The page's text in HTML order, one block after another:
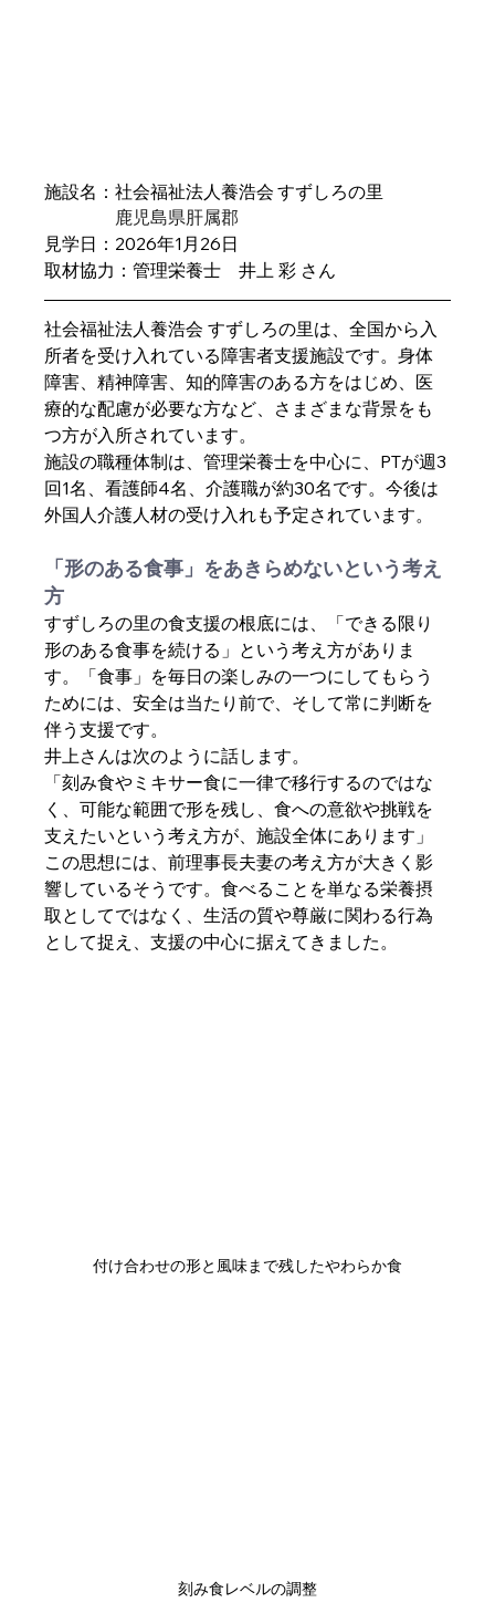
施設名：社会福祉法人養浩会 すずしろの里
鹿児島県肝属郡
見学日：2026年1月26日
取材協力：管理栄養士　井上 彩 さん
社会福祉法人養浩会 すずしろの里は、全国から入
所者を受け入れている障害者支援施設です。身体
障害、精神障害、知的障害のある方をはじめ、医
療的な配慮が必要な方など、さまざまな背景をも
つ方が入所されています。
施設の職種体制は、管理栄養士を中心に、PTが週3
回1名、看護師4名、介護職が約30名です。今後は
外国人介護人材の受け入れも予定されています。
「形のある食事」をあきらめないという考え
方
すずしろの里の食支援の根底には、「できる限り
形のある食事を続ける」という考え方がありま
す。「食事」を毎日の楽しみの一つにしてもらう
ためには、安全は当たり前で、そして常に判断を
伴う支援です。
井上さんは次のように話します。
「刻み食やミキサー食に一律で移行するのではな
く、可能な範囲で形を残し、食への意欲や挑戦を
支えたいという考え方が、施設全体にあります」
この思想には、前理事長夫妻の考え方が大きく影
響しているそうです。食べることを単なる栄養摂
取としてではなく、生活の質や尊厳に関わる行為
として捉え、支援の中心に据えてきました。
付け合わせの形と風味まで残したやわらか食
刻み食レベルの調整